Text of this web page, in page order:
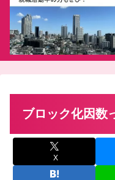
ブロック化因数
X